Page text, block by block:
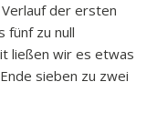
der ersten
fünf zu null
ließen wir es etwas
sieben zu zwei